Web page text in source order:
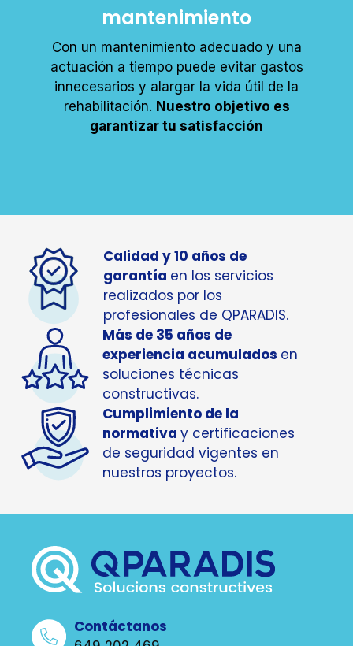
mantenimiento
Con un mantenimiento adecuado y una
actuación a tiempo puede evitar gastos
innecesarios y alargar la vida útil de la
rehabilitación. Nuestro objetivo es
garantizar tu satisfacción
Calidad y 10 años de
garantía en los servicios
realizados por los
profesionales de QPARADIS.
Más de 35 años de
experiencia acumulados en
soluciones técnicas
constructivas.
Cumplimiento de la
normativa y certificaciones
de seguridad vigentes en
nuestros proyectos.
Contáctanos